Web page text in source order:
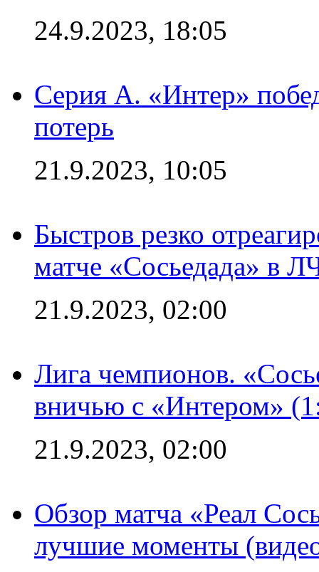
24.9.2023, 18:05
Серия А. «Интер»
потерь
21.9.2023, 10:05
Быстров резко
матче «Сосьедада» в
21.9.2023, 02:00
Лига чемпионов.
вничью с «Интером»
21.9.2023, 02:00
Обзор матча «Реал
лучшие моменты